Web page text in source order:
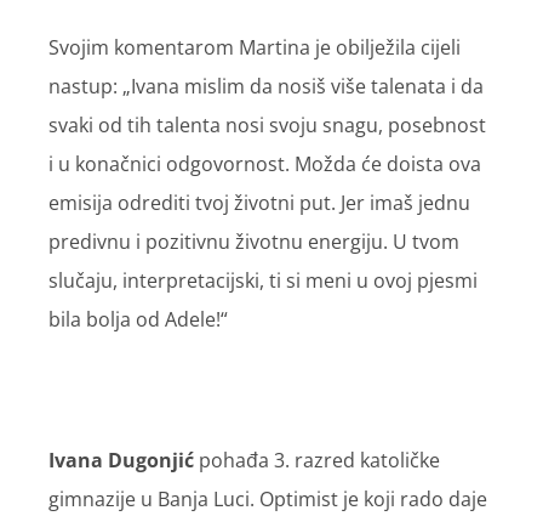
Svojim komentarom Martina je obilježila cijeli
nastup: „Ivana mislim da nosiš više talenata i da
svaki od tih talenta nosi svoju snagu, posebnost
i u konačnici odgovornost. Možda će doista ova
emisija odrediti tvoj životni put. Jer imaš jednu
predivnu i pozitivnu životnu energiju. U tvom
slučaju, interpretacijski, ti si meni u ovoj pjesmi
bila bolja od Adele!“
Ivana Dugonjić pohađa 3. razred katoličke
gimnazije u Banja Luci. Optimist je koji rado daje